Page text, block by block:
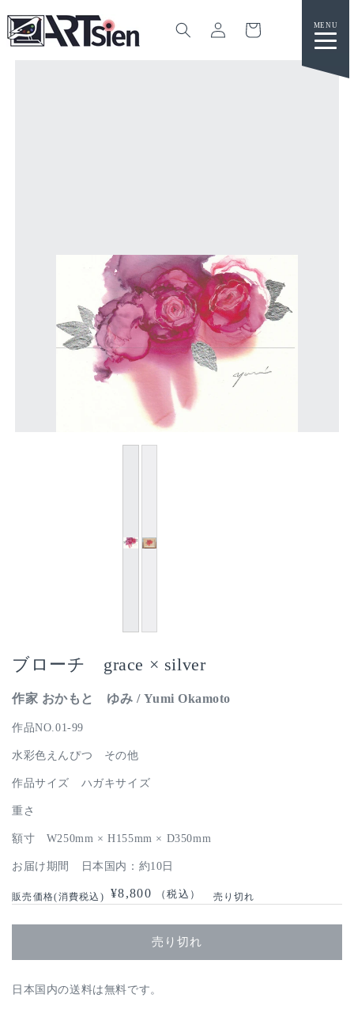
グ
イ
ー
ブローチ grace × silver
作家 おかもと ゆみ / Yumi Okamoto
作品NO.01-99
水彩色えんぴつ その他
作品サイズ ハガキサイズ
重さ
額寸 W250mm × H155mm × D350mm
お届け期間 日本国内：約10日
通
¥8,800 （税込） 売り切れ
売り切れ
日本国内の送料は無料です。